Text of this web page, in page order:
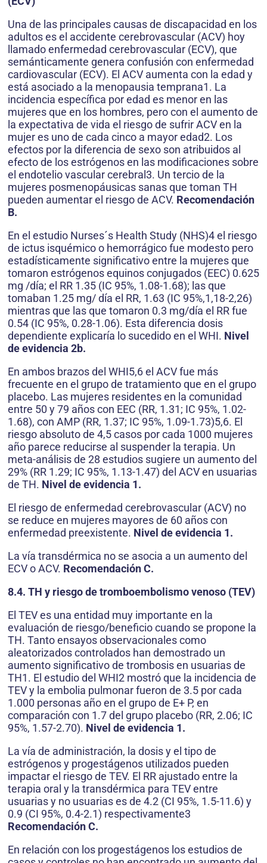
Una de las principales causas de discapacidad en los
adultos es el accidente cerebrovascular (ACV) hoy
llamado enfermedad cerebrovascular (ECV), que
semánticamente genera confusión con enfermedad
cardiovascular (ECV). El ACV aumenta con la edad y
está asociado a la menopausia temprana1. La
incidencia específica por edad es menor en las
mujeres que en los hombres, pero con el aumento de
la expectativa de vida el riesgo de sufrir ACV en la
mujer es uno de cada cinco a mayor edad2. Los
efectos por la diferencia de sexo son atribuidos al
efecto de los estrógenos en las modificaciones sobre
el endotelio vascular cerebral3. Un tercio de la
mujeres posmenopáusicas sanas que toman TH
pueden aumentar el riesgo de ACV. Recomendación
B.
En el estudio Nurses´s Health Study (NHS)4 el riesgo
de ictus isquémico o hemorrágico fue modesto pero
estadísticamente significativo entre la mujeres que
tomaron estrógenos equinos conjugados (EEC) 0.625
mg /día; el RR 1.35 (IC 95%, 1.08-1.68); las que
tomaban 1.25 mg/ día el RR, 1.63 (IC 95%,1,18-2,26)
mientras que las que tomaron 0.3 mg/día el RR fue
0.54 (IC 95%, 0.28-1.06). Esta diferencia dosis
dependiente explicaría lo sucedido en el WHI. Nivel
de evidencia 2b.
En ambos brazos del WHI5,6 el ACV fue más
frecuente en el grupo de tratamiento que en el grupo
placebo. Las mujeres residentes en la comunidad
entre 50 y 79 años con EEC (RR, 1.31; IC 95%, 1.02-
1.68), con AMP (RR, 1.37; IC 95%, 1.09-1.73)5,6. El
riesgo absoluto de 4,5 casos por cada 1000 mujeres
año parece reducirse al suspender la terapia. Un
meta-análisis de 28 estudios sugiere un aumento del
29% (RR 1.29; IC 95%, 1.13-1.47) del ACV en usuarias
de TH. Nivel de evidencia 1.
El riesgo de enfermedad cerebrovascular (ACV) no
se reduce en mujeres mayores de 60 años con
enfermedad preexistente. Nivel de evidencia 1.
La vía transdérmica no se asocia a un aumento del
ECV o ACV. Recomendación C.
8.4. TH y riesgo de tromboembolismo venoso (TEV)
El TEV es una entidad muy importante en la
evaluación de riesgo/beneficio cuando se propone la
TH. Tanto ensayos observacionales como
aleatorizados controlados han demostrado un
aumento significativo de trombosis en usuarias de
TH1. El estudio del WHI2 mostró que la incidencia de
TEV y la embolia pulmonar fueron de 3.5 por cada
1.000 personas año en el grupo de E+ P, en
comparación con 1.7 del grupo placebo (RR, 2.06; IC
95%, 1.57-2.70). Nivel de evidencia 1.
La vía de administración, la dosis y el tipo de
estrógenos y progestágenos utilizados pueden
impactar el riesgo de TEV. El RR ajustado entre la
terapia oral y la transdérmica para TEV entre
usuarias y no usuarias es de 4.2 (CI 95%, 1.5-11.6) y
0.9 (CI 95%, 0.4-2.1) respectivamente3
Recomendación C.
En relación con los progestágenos los estudios de